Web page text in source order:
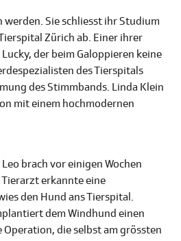
Sie schliesst ihr Studium
Zürich ab. Einer ihrer
der beim Galoppieren keine
des Tierspitals
des Stimmbands. Linda Klein
mit einem hochmodernen
brach vor einigen Wochen
erkannte eine
den Hund ans Tierspital.
dem Windhund einen
die selbst am grössten